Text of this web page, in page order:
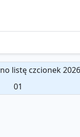
listę czcionek
01